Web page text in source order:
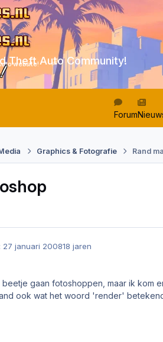
Theft Auto Community!
website!
Forum
Graphics & Fotografie Rand
27 januari 200818 jaren
beetje gaan fotoshoppen, maar ik kom
ook wat het woord 'render'